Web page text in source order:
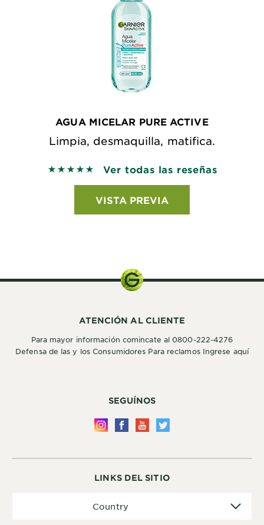
AGUA MICELAR PURE ACTIVE
Limpia, desmaquilla, matifica.
5 out of 5 stars based on reviews
Ver todas las reseñas
VISTA PREVIA
LINKS DEL SITIO
Country
SEGUÍNOS
ATENCIÓN AL CLIENTE
Para mayor información comincate al 0800-222-4276
Defensa de las y los Consumidores Para reclamos Ingrese aquí